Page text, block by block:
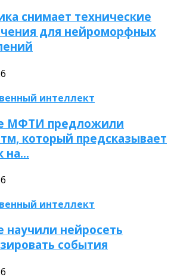
снимает технические
для нейроморфных
интеллект
МФТИ предложили
который предсказывает
на…
интеллект
научили нейросеть
события